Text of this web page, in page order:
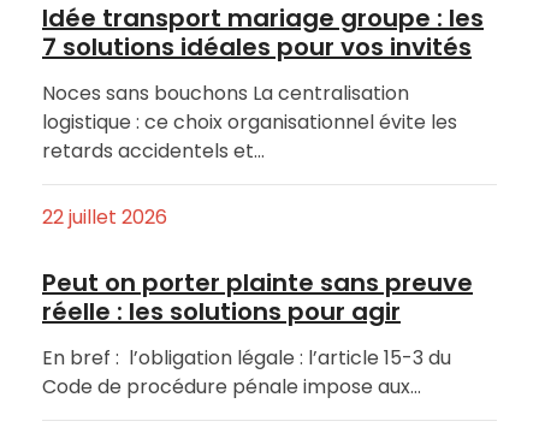
Idée transport mariage groupe : les
7 solutions idéales pour vos invités
Noces sans bouchons La centralisation
logistique : ce choix organisationnel évite les
retards accidentels et…
22 juillet 2026
Peut on porter plainte sans preuve
réelle : les solutions pour agir
En bref : l’obligation légale : l’article 15-3 du
Code de procédure pénale impose aux…